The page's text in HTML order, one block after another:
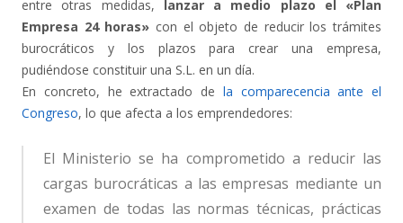
entre otras medidas, lanzar a medio plazo el «Plan
Empresa 24 horas» con el objeto de reducir los trámites
burocráticos y los plazos para crear una empresa,
pudiéndose constituir una S.L. en un día.
En concreto, he extractado de la comparecencia ante el
Congreso, lo que afecta a los emprendedores:
El Ministerio se ha comprometido a reducir las
cargas burocráticas a las empresas mediante un
examen de todas las normas técnicas, prácticas